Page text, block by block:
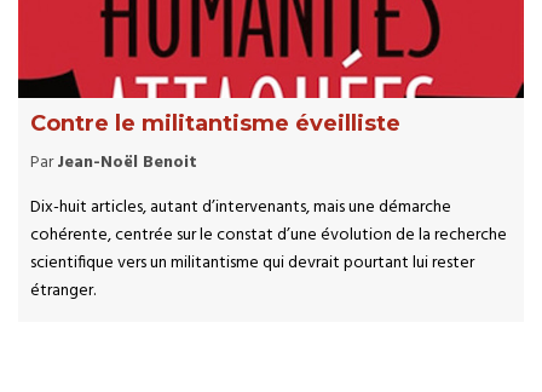
Contre le militantisme éveilliste
ParJean-Noël Benoit
Dix-huit articles, autant d’intervenants, mais une démarche
cohérente, centrée sur le constat d’une évolution de la recherche
scientifique vers un militantisme qui devrait pourtant lui rester
étranger.